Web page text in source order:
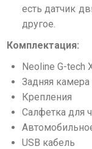
есть датчик
другое.
Комплектация:
Neoline G-tech
Задняя камера
Крепления
Салфетка для
USB кабель